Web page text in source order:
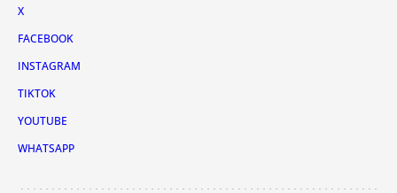
X
FACEBOOK
INSTAGRAM
TIKTOK
YOUTUBE
WHATSAPP